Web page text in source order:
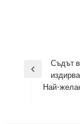
Навигация
Previous
Съдът
Най-